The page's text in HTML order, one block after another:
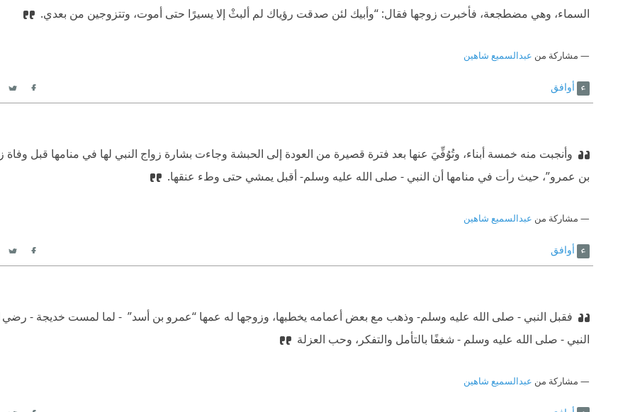
السماء، وهي مضطجعة، فأخبرت زوجها فقال: “وأبيك لئن صدقت رؤياك لم ألبثْ إلا يسيرًا حتى أموت، وتتزوجين من بعدي.
مشاركة من عبدالسميع شاهين
أوافق
وأنجبت منه خمسة أبناء، وتُوُفِّيَ عنها بعد فترة قصيرة من العودة إلى الحبشة وجاءت بشارة زواج النبي لها في منامها قبل وفاة
بن عمرو”، حيث رأت في منامها أن النبي - صلى الله عليه وسلم- أقبل يمشي حتى وطء عنقها.
مشاركة من عبدالسميع شاهين
أوافق
فقبل النبي - صلى الله عليه وسلم- وذهب مع بعض أعمامه يخطبها، وزوجها له عمها “عمرو بن أسد” ‫ - لما لمست خديجة - رضي
النبي - صلى الله عليه وسلم - شغفًا بالتأمل والتفكر، وحب العزلة
مشاركة من عبدالسميع شاهين